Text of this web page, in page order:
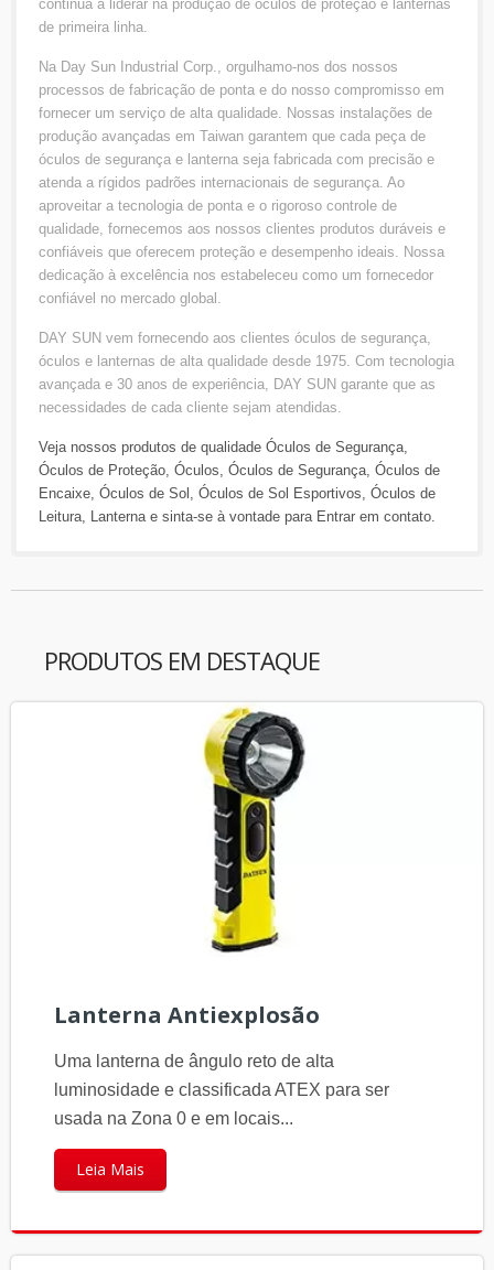
continua a liderar na produção de óculos de proteção e lanternas
de primeira linha.
Na Day Sun Industrial Corp., orgulhamo-nos dos nossos
processos de fabricação de ponta e do nosso compromisso em
fornecer um serviço de alta qualidade. Nossas instalações de
produção avançadas em Taiwan garantem que cada peça de
óculos de segurança e lanterna seja fabricada com precisão e
atenda a rígidos padrões internacionais de segurança. Ao
aproveitar a tecnologia de ponta e o rigoroso controle de
qualidade, fornecemos aos nossos clientes produtos duráveis e
confiáveis que oferecem proteção e desempenho ideais. Nossa
dedicação à excelência nos estabeleceu como um fornecedor
confiável no mercado global.
DAY SUN vem fornecendo aos clientes óculos de segurança,
óculos e lanternas de alta qualidade desde 1975. Com tecnologia
avançada e 30 anos de experiência, DAY SUN garante que as
necessidades de cada cliente sejam atendidas.
Veja nossos produtos de qualidade Óculos de Segurança,
Óculos de Proteção, Óculos, Óculos de Segurança, Óculos de
Encaixe, Óculos de Sol , Óculos de Sol Esportivos, Óculos de
Leitura, Lanternae sinta-se à vontade para Entrar em contato.
PRODUTOS EM DESTAQUE
Lanterna Antiexplosão
Uma lanterna de ângulo reto de alta
luminosidade e classificada ATEX para ser
usada na Zona 0 e em locais...
Leia Mais